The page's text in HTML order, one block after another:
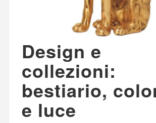
Design e
collezioni:
bestiario,
e luce